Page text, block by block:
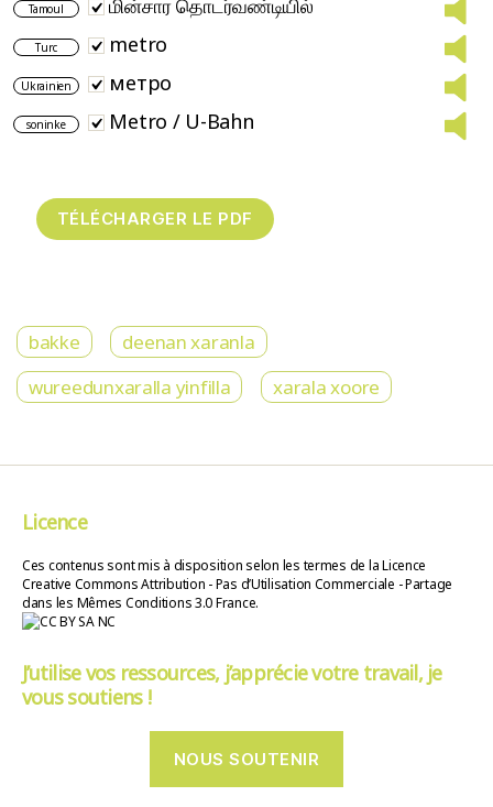
Tamoul மின்சார தொடர்வண்டியில்
Turc metro
Ukrainien метро
soninke Metro / U-Bahn
bakke
deenan xaranla
wureedunxaralla yinfilla
xarala xoore
Licence
Ces contenus sont mis à disposition selon les termes de la Licence
Creative Commons Attribution - Pas d’Utilisation Commerciale - Partage
dans les Mêmes Conditions 3.0 France.
J’utilise vos ressources, j’apprécie votre travail, je
vous soutiens !
NOUS SOUTENIR